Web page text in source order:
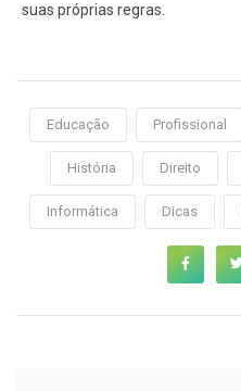
suas próprias regras.
Educação Profissional
História Direito
Informática Dicas